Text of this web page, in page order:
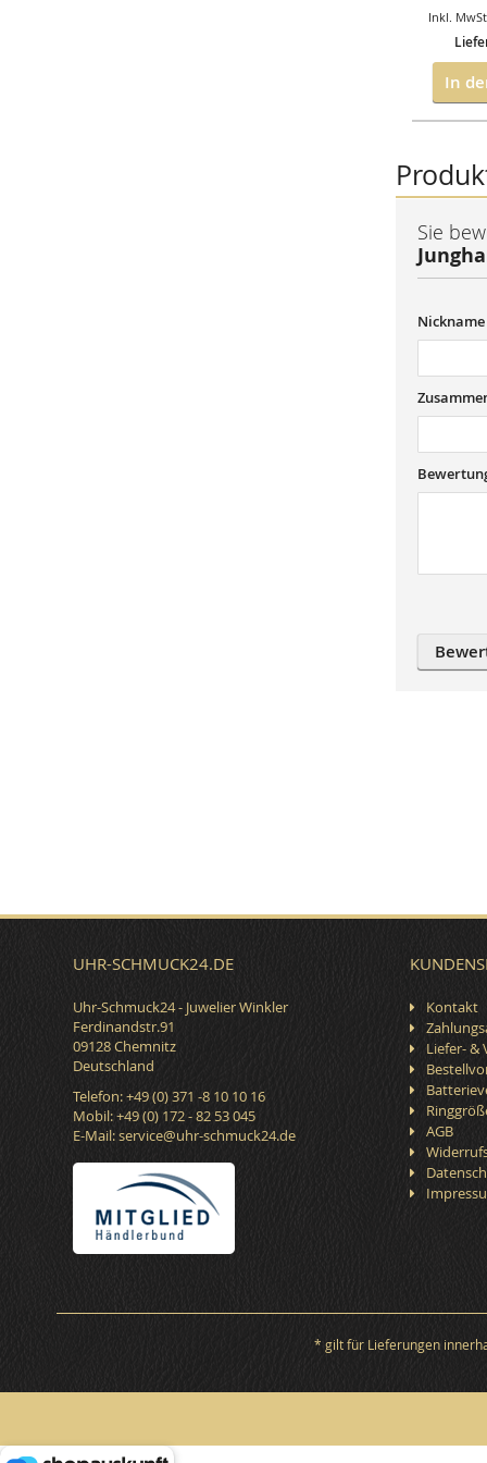
Inkl. MwSt.
In
Sie
Nickname
UHR-SCHMUCK24.DE
Uhr-Schmuck24 - Juwelier Winkler
Ferdinandstr.91
09128 Chemnitz
Deutschland
Telefon: +49 (0) 371 -8 10 10 16
Mobil: +49 (0) 172 - 82 53 045
E-Mail:service@uhr-schmuck24.de
Kontakt
Liefer- &
AGB
* gilt für Lieferungen